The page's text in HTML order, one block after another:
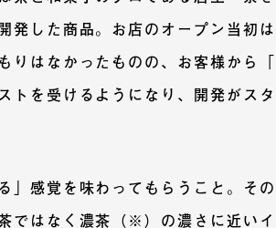
発した商品。お店のオープン当初
りはなかったものの、お客様から
トを受けるようになり、開発がス
」感覚を味わってもらうこと。そ
ではなく濃茶（※）の濃さに近い